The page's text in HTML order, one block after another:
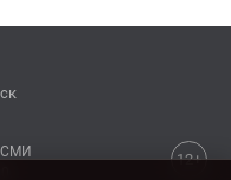
12+
СМИ